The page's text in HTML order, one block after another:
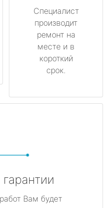
Специалист
производит
ремонт на
месте и в
короткий
срок.
Вам будет